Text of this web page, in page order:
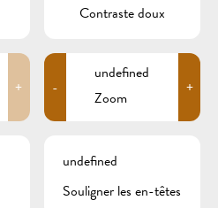
Contraste doux
+ -
undefined
Zoom
+
undefined
Souligner les en-têtes